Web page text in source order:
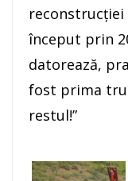
reconstrucției
început prin
datorează,
fost prima
restul!”